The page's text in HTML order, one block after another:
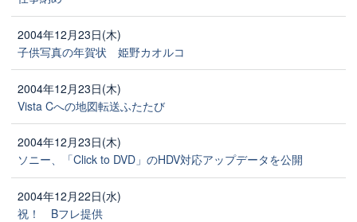
2004年12月23日(木)
子供写真の年賀状 姫野カオルコ
2004年12月23日(木)
Vista Cへの地図転送ふたたび
2004年12月23日(木)
ソニー、「Click to DVD」のHDV対応アップデータを公開
2004年12月22日(水)
祝！ Bフレ提供